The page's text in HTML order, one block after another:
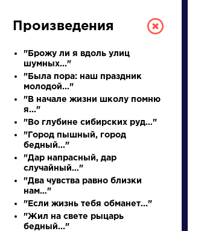
И ЕГЭ
Произведения
"Брожу ли я вдоль улиц
шумных..."
"Была пора: наш праздник
молодой..."
"В начале жизни школу помню
я..."
"Во глубине сибирских руд…"
"Город пышный, город
бедный..."
"Дар напрасный, дар
случайный…"
"Два чувства равно близки
нам…"
"Если жизнь тебя обманет..."
"Жил на свете рыцарь
бедный..."